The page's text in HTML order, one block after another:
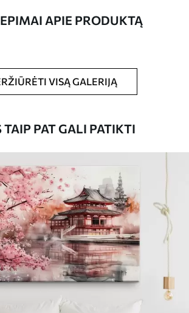
s36690
Galite padengti laku.
APIE PRODUKTĄ
VISĄ GALERIJĄ
TAIP PAT GALI PATIKTI